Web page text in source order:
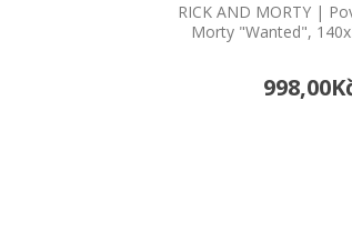
RICK AND MORTY |
Morty "Wanted",